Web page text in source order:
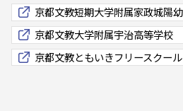
京都文教短期大学附属家政城陽
京都文教大学附属宇治高等学校
京都文教ともいきフリースクール